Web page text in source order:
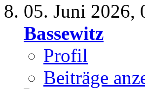
05. Juni 2026,
Bassewitz
Profil
Beiträge